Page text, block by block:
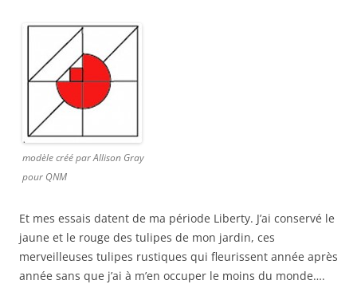
modèle créé par Allison Gray
pour QNM
Et mes essais datent de ma période Liberty. J’ai conservé le
jaune et le rouge des tulipes de mon jardin, ces
merveilleuses tulipes rustiques qui fleurissent année après
année sans que j’ai à m’en occuper le moins du monde….